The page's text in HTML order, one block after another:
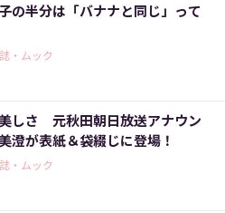
の半分は「バナナと同じ」って
・ムック
しさ 元秋田朝日放送アナウン
澄が表紙＆袋綴じに登場！
・ムック